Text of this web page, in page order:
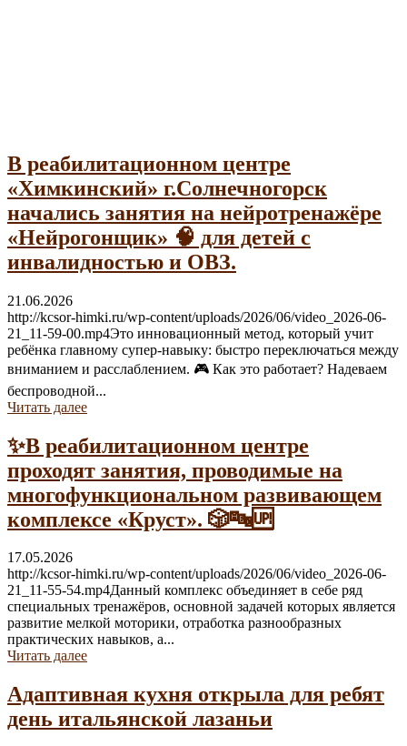
В реабилитационном центре
«Химкинский» г.Солнечногорск
начались занятия на нейротренажёре
«Нейрогонщик» 🧠 для детей с
инвалидностью и ОВЗ.
21.06.2026
http://kcsor-himki.ru/wp-content/uploads/2026/06/video_2026-06-
21_11-59-00.mp4Это инновационный метод, который учит
ребёнка главному супер-навыку: быстро переключаться между
вниманием и расслаблением. 🎮 Как это работает? Надеваем
беспроводной...
Читать далее
✨В реабилитационном центре
проходят занятия, проводимые на
многофункциональном развивающем
комплексе «Круст». 🎲🔤🆙
17.05.2026
http://kcsor-himki.ru/wp-content/uploads/2026/06/video_2026-06-
21_11-55-54.mp4Данный комплекс объединяет в себе ряд
специальных тренажёров, основной задачей которых является
развитие мелкой моторики, отработка разнообразных
практических навыков, а...
Читать далее
Адаптивная кухня открыла для ребят
день итальянской лазаньи